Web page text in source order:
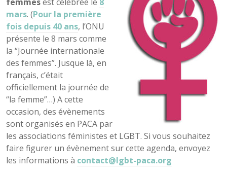
mars. (Pour la première
fois depuis 40 ans, l’ONU
présente le 8 mars comme
la “Journée internationale
des femmes”. Jusque là, en
français, c’était
officiellement la journée de
“la femme”…) A cette
occasion, des évènements
sont organisés en PACA par
les associations féministes et LGBT. Si vous souhaitez
faire figurer un évènement sur cette agenda, envoyez
les informations à contact@lgbt-paca.org